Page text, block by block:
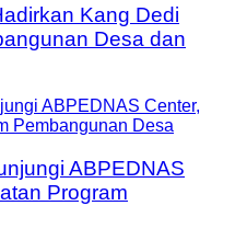
Kang Dedi
Desa dan
ABPEDNAS
Program